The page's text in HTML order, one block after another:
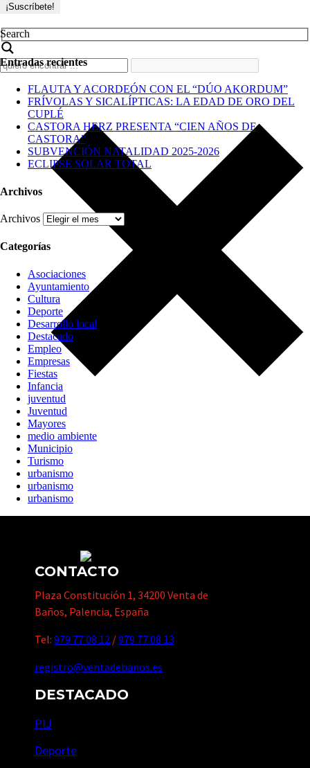
Search
Entradas recientes
FLAUTA Y ACORDEÓN CON EL “DÚO AKORDUM”
FRÍVOLAS Y SICALÍPTICAS: LA EDAD DE ORO DEL
CUPLÉ
CASTORA HERZ PRESENTA “CIEN AÑOS DE
CASTORA”
SUBVENCIÓN NATALIDAD 2025-2026
ECLIPSE SOLAR TOTAL
Archivos
Archivos
Categorías
Asociaciones
Ayuntamiento
Cultura
Deporte
Desarrollo local
Destacado
Empleo
Empresas
Fiestas
Infancia
juventud
Juventud
Mayores
medio ambiente
Municipio
Turismo
urbanismo
urbanismo
urbanismo
CONTACTO
Plaza Constitución 1, 34200 Venta de
Baños, Palencia, España
Tel: 979 77 08 12 /979 77 08 13
registro@ventadebanos.es
DESTACADO
PIJ
Deporte